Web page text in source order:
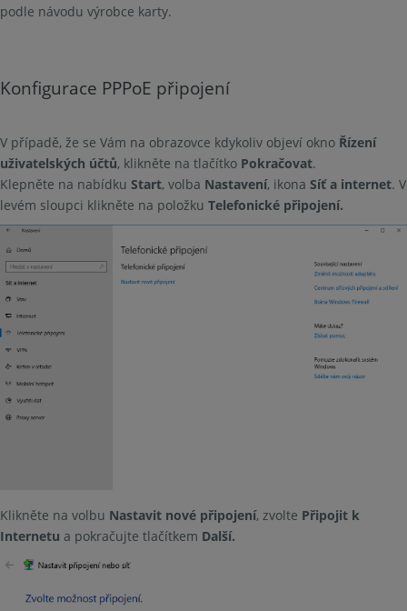
podle návodu výrobce karty.
Konfigurace PPPoE připojení
V případě, že se Vám na obrazovce kdykoliv objeví okno Řízení
uživatelských účtů, klikněte na tlačítko Pokračovat.
Klepněte na nabídku Start, volba Nastavení, ikona Síť a internet. V
levém sloupci klikněte na položku Telefonické připojení.
Klikněte na volbu Nastavit nové připojení, zvolte Připojit k
Internetu a pokračujte tlačítkem Další.